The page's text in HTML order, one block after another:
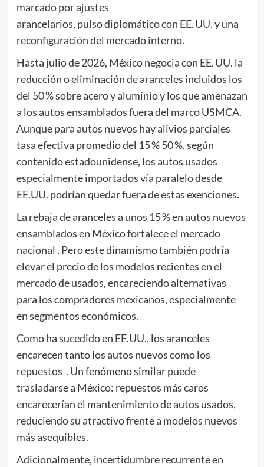
marcado por ajustes
arancelarios, pulso diplomático con EE. UU. y una
reconfiguración del mercado interno.
Hasta julio de 2026, México negocia con EE. UU. la
reducción o eliminación de aranceles incluidos los
del 50 % sobre acero y aluminio y los que amenazan
a los autos ensamblados fuera del marco USMCA.
Aunque para autos nuevos hay alivios parciales
tasa efectiva promedio del 15 % 50 %, según
contenido estadounidense, los autos usados
especialmente importados vía paralelo desde
EE.UU. podrían quedar fuera de estas exenciones.
La rebaja de aranceles a unos 15 % en autos nuevos
ensamblados en México fortalece el mercado
nacional . Pero este dinamismo también podría
elevar el precio de los modelos recientes en el
mercado de usados, encareciendo alternativas
para los compradores mexicanos, especialmente
en segmentos económicos.
Como ha sucedido en EE.UU., los aranceles
encarecen tanto los autos nuevos como los
repuestos . Un fenómeno similar puede
trasladarse a México: repuestos más caros
encarecerían el mantenimiento de autos usados,
reduciendo su atractivo frente a modelos nuevos
más asequibles.
Adicionalmente, incertidumbre recurrente en